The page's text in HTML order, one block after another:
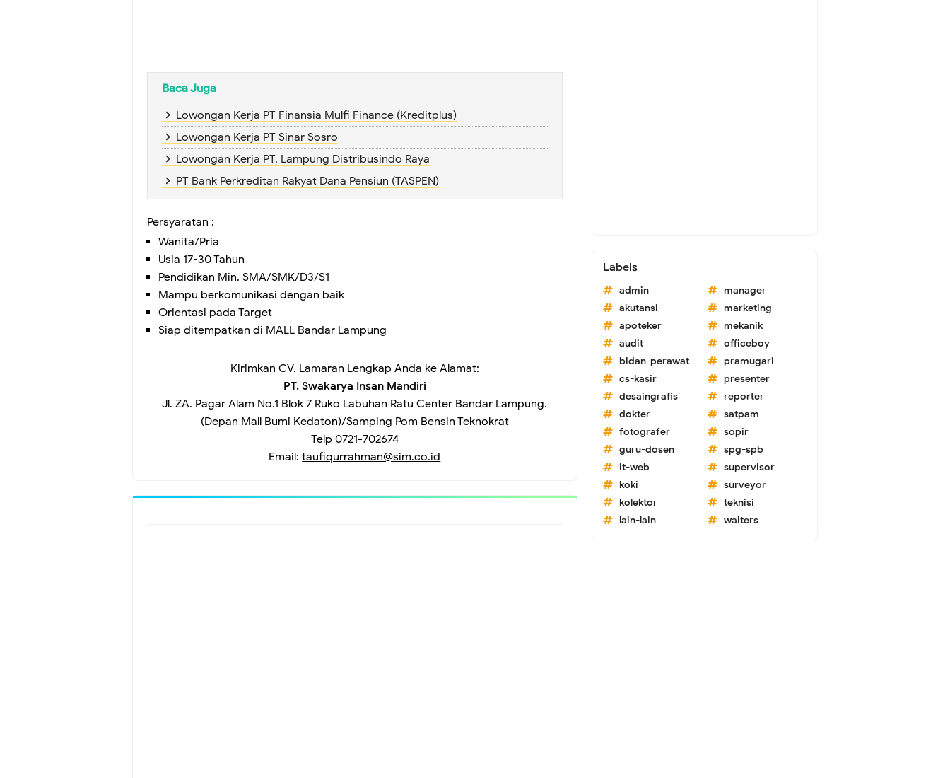
Baca Juga
Lowongan Kerja PT Finansia Mulfi Finance (Kreditplus)
Lowongan Kerja PT Sinar Sosro
Lowongan Kerja PT. Lampung Distribusindo Raya
PT Bank Perkreditan Rakyat Dana Pensiun (TASPEN)
Persyaratan :
Wanita/Pria
Usia 17-30 Tahun
Pendidikan Min. SMA/SMK/D3/S1
Mampu berkomunikasi dengan baik
Orientasi pada Target
Siap ditempatkan di MALL Bandar Lampung
Kirimkan CV. Lamaran Lengkap Anda ke Alamat:
PT. Swakarya Insan Mandiri
Jl. ZA. Pagar Alam No.1 Blok 7 Ruko Labuhan Ratu Center Bandar Lampung.
(Depan Mall Bumi Kedaton)/Samping Pom Bensin Teknokrat
Telp 0721-702674
Email:taufiqurrahman@sim.co.id
Labels
admin
akutansi
apoteker
audit
bidan-perawat
cs-kasir
desaingrafis
dokter
fotografer
guru-dosen
it-web
koki
kolektor
lain-lain
manager
marketing
mekanik
officeboy
pramugari
presenter
reporter
satpam
sopir
spg-spb
supervisor
surveyor
teknisi
waiters